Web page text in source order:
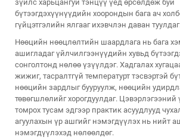
зүйлс харьцангуй тэнцүү үед өрсөлдөж буй
бүтээгдэхүүнүүдийн хоорондын бага ач
гүйцэтгэлийн ялгааг ихэвчлэн даван
Нөөцийн нөөцлөлтийн шаардлага нь бага
ашигладаг үйлчилгээнүүдийн хувьд
сонголтонд нөлөө үзүүлдэг. Хадгалах
жижиг, тасралтгүй температурт тэсвэртэй
нөөцийн зардлыг бууруулж, нөөцийн
төвөгшлөлийг хорогдуулдаг.
томрох тусам эдгээр практик асуудлууд
агуулахын үр ашгийг нэмэгдүүлэх нь нийт
нэмэгдүүлэхэд нөлөөлдөг.